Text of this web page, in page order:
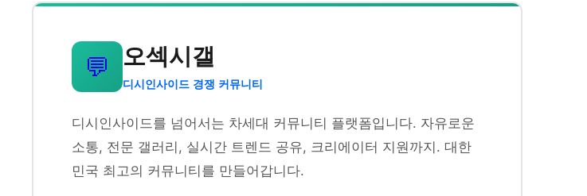
💬 오섹시갤
디시인사이드 경쟁 커뮤니티
디시인사이드를 넘어서는 차세대 커뮤니티 플랫폼입니다. 자유로운
소통, 전문 갤러리, 실시간 트렌드 공유, 크리에이터 지원까지. 대한
민국 최고의 커뮤니티를 만들어갑니다.